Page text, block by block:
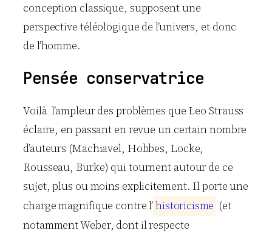
conception classique, supposent une
perspective téléologique de l’univers, et donc
de l’homme.
Pensée conservatrice
Voilà l’ampleur des problèmes que Leo Strauss
éclaire, en passant en revue un certain nombre
d’auteurs (Machiavel, Hobbes, Locke,
Rousseau, Burke) qui tournent autour de ce
sujet, plus ou moins explicitement. Il porte une
charge magnifique contre l’historicisme (et
notamment Weber, dont il respecte